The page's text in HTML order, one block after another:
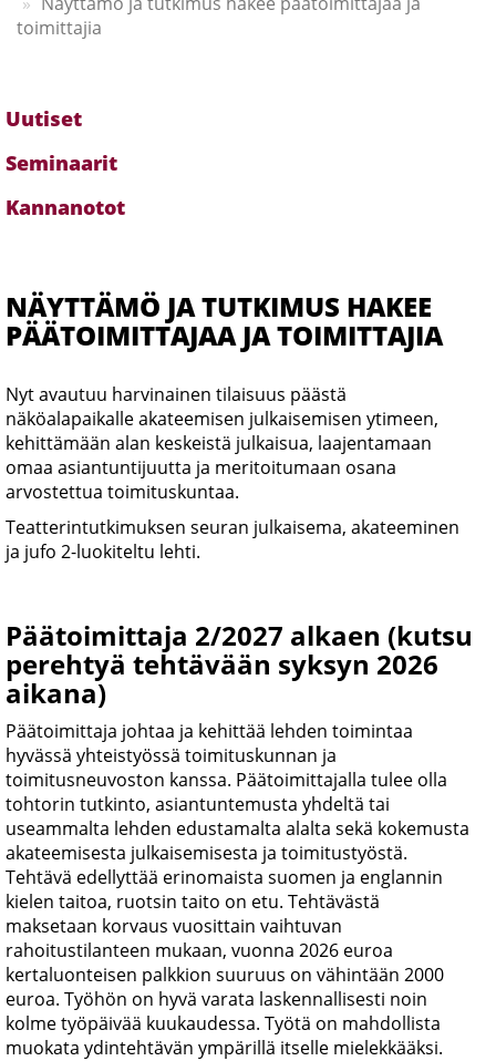
toimittajia
Alavalikko
-
ajankohtaista
Uutiset
Seminaarit
Kannanotot
NÄYTTÄMÖ JA TUTKIMUS HAKEE
PÄÄTOIMITTAJAA JA TOIMITTAJIA
Nyt avautuu harvinainen tilaisuus päästä
näköalapaikalle akateemisen julkaisemisen ytimeen,
kehittämään alan keskeistä julkaisua, laajentamaan
omaa asiantuntijuutta ja meritoitumaan osana
arvostettua toimituskuntaa.
Teatterintutkimuksen seuran julkaisema, akateeminen
ja jufo 2-luokiteltu lehti.
Päätoimittaja 2/2027 alkaen (kutsu
perehtyä tehtävään syksyn 2026
aikana)
Päätoimittaja johtaa ja kehittää lehden toimintaa
hyvässä yhteistyössä toimituskunnan ja
toimitusneuvoston kanssa. Päätoimittajalla tulee olla
tohtorin tutkinto, asiantuntemusta yhdeltä tai
useammalta lehden edustamalta alalta sekä kokemusta
akateemisesta julkaisemisesta ja toimitustyöstä.
Tehtävä edellyttää erinomaista suomen ja englannin
kielen taitoa, ruotsin taito on etu. Tehtävästä
maksetaan korvaus vuosittain vaihtuvan
rahoitustilanteen mukaan, vuonna 2026 euroa
kertaluonteisen palkkion suuruus on vähintään 2000
euroa. Työhön on hyvä varata laskennallisesti noin
kolme työpäivää kuukaudessa. Työtä on mahdollista
muokata ydintehtävän ympärillä itselle mielekkääksi.